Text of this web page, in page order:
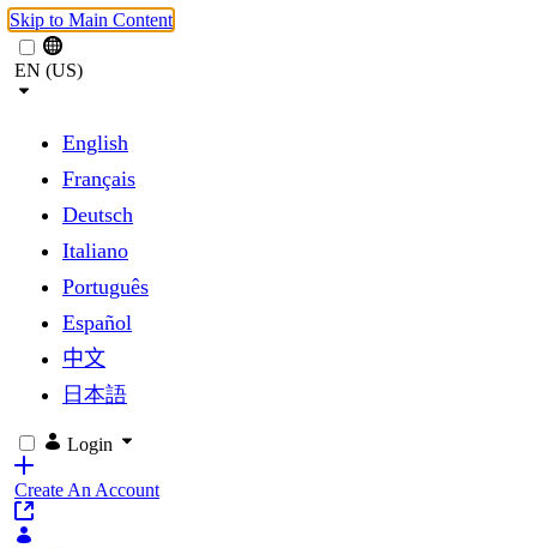
Skip to Main Content
EN (US)
English
Français
Deutsch
Italiano
Português
Español
中文
日本語
Login
Create An Account